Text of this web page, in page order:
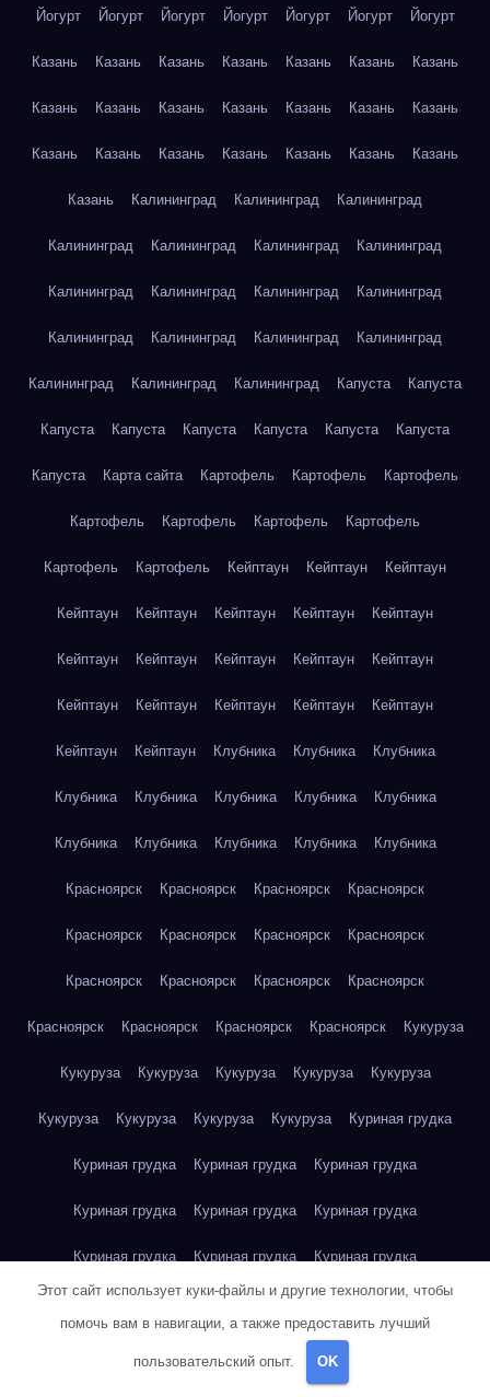
Йогурт Йогурт Йогурт Йогурт Йогурт Йогурт Йогурт
Казань Казань Казань Казань Казань Казань Казань
Казань Казань Казань Казань Казань Казань Казань
Казань Казань Казань Казань Казань Казань Казань
Казань Калининград Калининград Калининград
Калининград Калининград Калининград Калининград
Калининград Калининград Калининград Калининград
Калининград Калининград Калининград Калининград
Калининград Калининград Калининград Капуста Капуста
Капуста Капуста Капуста Капуста Капуста Капуста
Капуста Карта сайта Картофель Картофель Картофель
Картофель Картофель Картофель Картофель
Картофель Картофель Кейптаун Кейптаун Кейптаун
Кейптаун Кейптаун Кейптаун Кейптаун Кейптаун
Кейптаун Кейптаун Кейптаун Кейптаун Кейптаун
Кейптаун Кейптаун Кейптаун Кейптаун Кейптаун
Кейптаун Кейптаун Клубника Клубника Клубника
Клубника Клубника Клубника Клубника Клубника
Клубника Клубника Клубника Клубника Клубника
Красноярск Красноярск Красноярск Красноярск
Красноярск Красноярск Красноярск Красноярск
Красноярск Красноярск Красноярск Красноярск
Красноярск Красноярск Красноярск Красноярск Кукуруза
Кукуруза Кукуруза Кукуруза Кукуруза Кукуруза
Кукуруза Кукуруза Кукуруза Кукуруза Куриная грудка
Куриная грудка Куриная грудка Куриная грудка
Куриная грудка Куриная грудка Куриная грудка
Куриная грудка Куриная грудка Куриная грудка
Куриное яйцо Куриное яйцо Куриное яйцо
Куриное яйцо
Этот сайт использует куки-файлы и другие технологии, чтобы
помочь вам в навигации, а также предоставить лучший
пользовательский опыт. OK